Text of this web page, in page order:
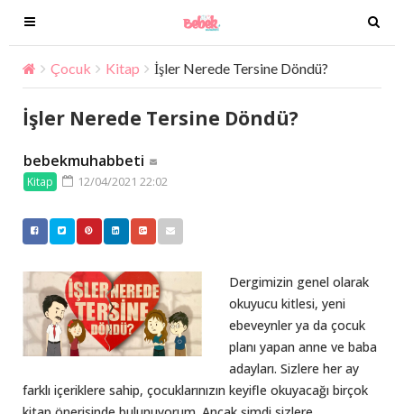
T
o
g
g
l
e
n
a
v
i
o
n
T
o
g
t
n
Çocuk Kitap İşler Nerede Tersine Döndü?
İşler Nerede Tersine Döndü?
bebekmuhabbeti
Kitap 12/04/2021 22:02
Dergimizin genel olarak
okuyucu kitlesi, yeni
ebeveynler ya da çocuk
planı yapan anne ve baba
adayları. Sizlere her ay
farklı içeriklere sahip, çocuklarınızın keyifle okuyacağı birçok